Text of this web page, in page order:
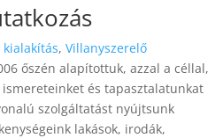
, Villanyszerelő
őszén alapítottuk, azzal a céllal,
és tapasztalatunkat
szolgáltatást nyújtsunk
lakások, irodák,